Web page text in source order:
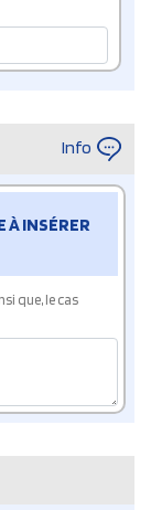
Info
À INSÉRER
que, le cas